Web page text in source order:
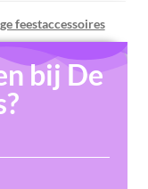
feestaccessoires
bij De